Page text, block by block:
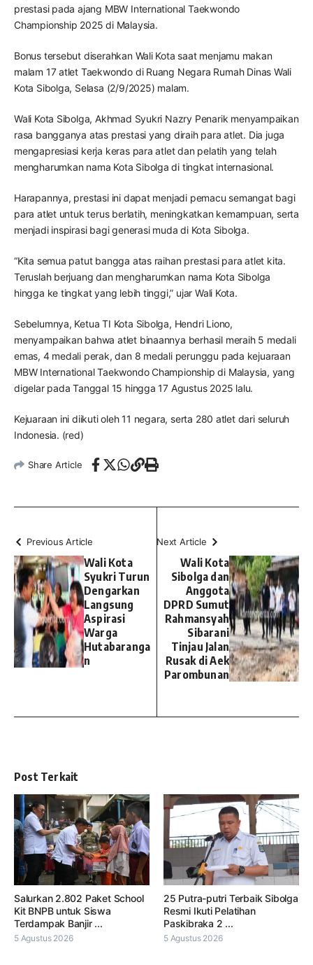
prestasi pada ajang MBW International Taekwondo
Championship 2025 di Malaysia.
Bonus tersebut diserahkan Wali Kota saat menjamu makan
malam 17 atlet Taekwondo di Ruang Negara Rumah Dinas Wali
Kota Sibolga, Selasa (2/9/2025) malam.
Wali Kota Sibolga, Akhmad Syukri Nazry Penarik menyampaikan
rasa bangganya atas prestasi yang diraih para atlet. Dia juga
mengapresiasi kerja keras para atlet dan pelatih yang telah
mengharumkan nama Kota Sibolga di tingkat internasional.
Harapannya, prestasi ini dapat menjadi pemacu semangat bagi
para atlet untuk terus berlatih, meningkatkan kemampuan, serta
menjadi inspirasi bagi generasi muda di Kota Sibolga.
“Kita semua patut bangga atas raihan prestasi para atlet kita.
Teruslah berjuang dan mengharumkan nama Kota Sibolga
hingga ke tingkat yang lebih tinggi,” ujar Wali Kota.
Sebelumnya, Ketua TI Kota Sibolga, Hendri Liono,
menyampaikan bahwa atlet binaannya berhasil meraih 5 medali
emas, 4 medali perak, dan 8 medali perunggu pada kejuaraan
MBW International Taekwondo Championship di Malaysia, yang
digelar pada Tanggal 15 hingga 17 Agustus 2025 lalu.
Kejuaraan ini diikuti oleh 11 negara, serta 280 atlet dari seluruh
Indonesia. (red)
Share Article
Previous Article
Wali Kota
Syukri Turun
Dengarkan
Langsung
Aspirasi
Warga
Hutabaranga
n
Next Article
Wali Kota
Sibolga dan
Anggota
DPRD Sumut
Rahmansyah
Sibarani
Tinjau Jalan
Rusak di Aek
Parombunan
Post Terkait
Salurkan 2.802 Paket School
Kit BNPB untuk Siswa
Terdampak Banjir ...
5 Agustus 2026
25 Putra-putri Terbaik Sibolga
Resmi Ikuti Pelatihan
Paskibraka 2 ...
5 Agustus 2026